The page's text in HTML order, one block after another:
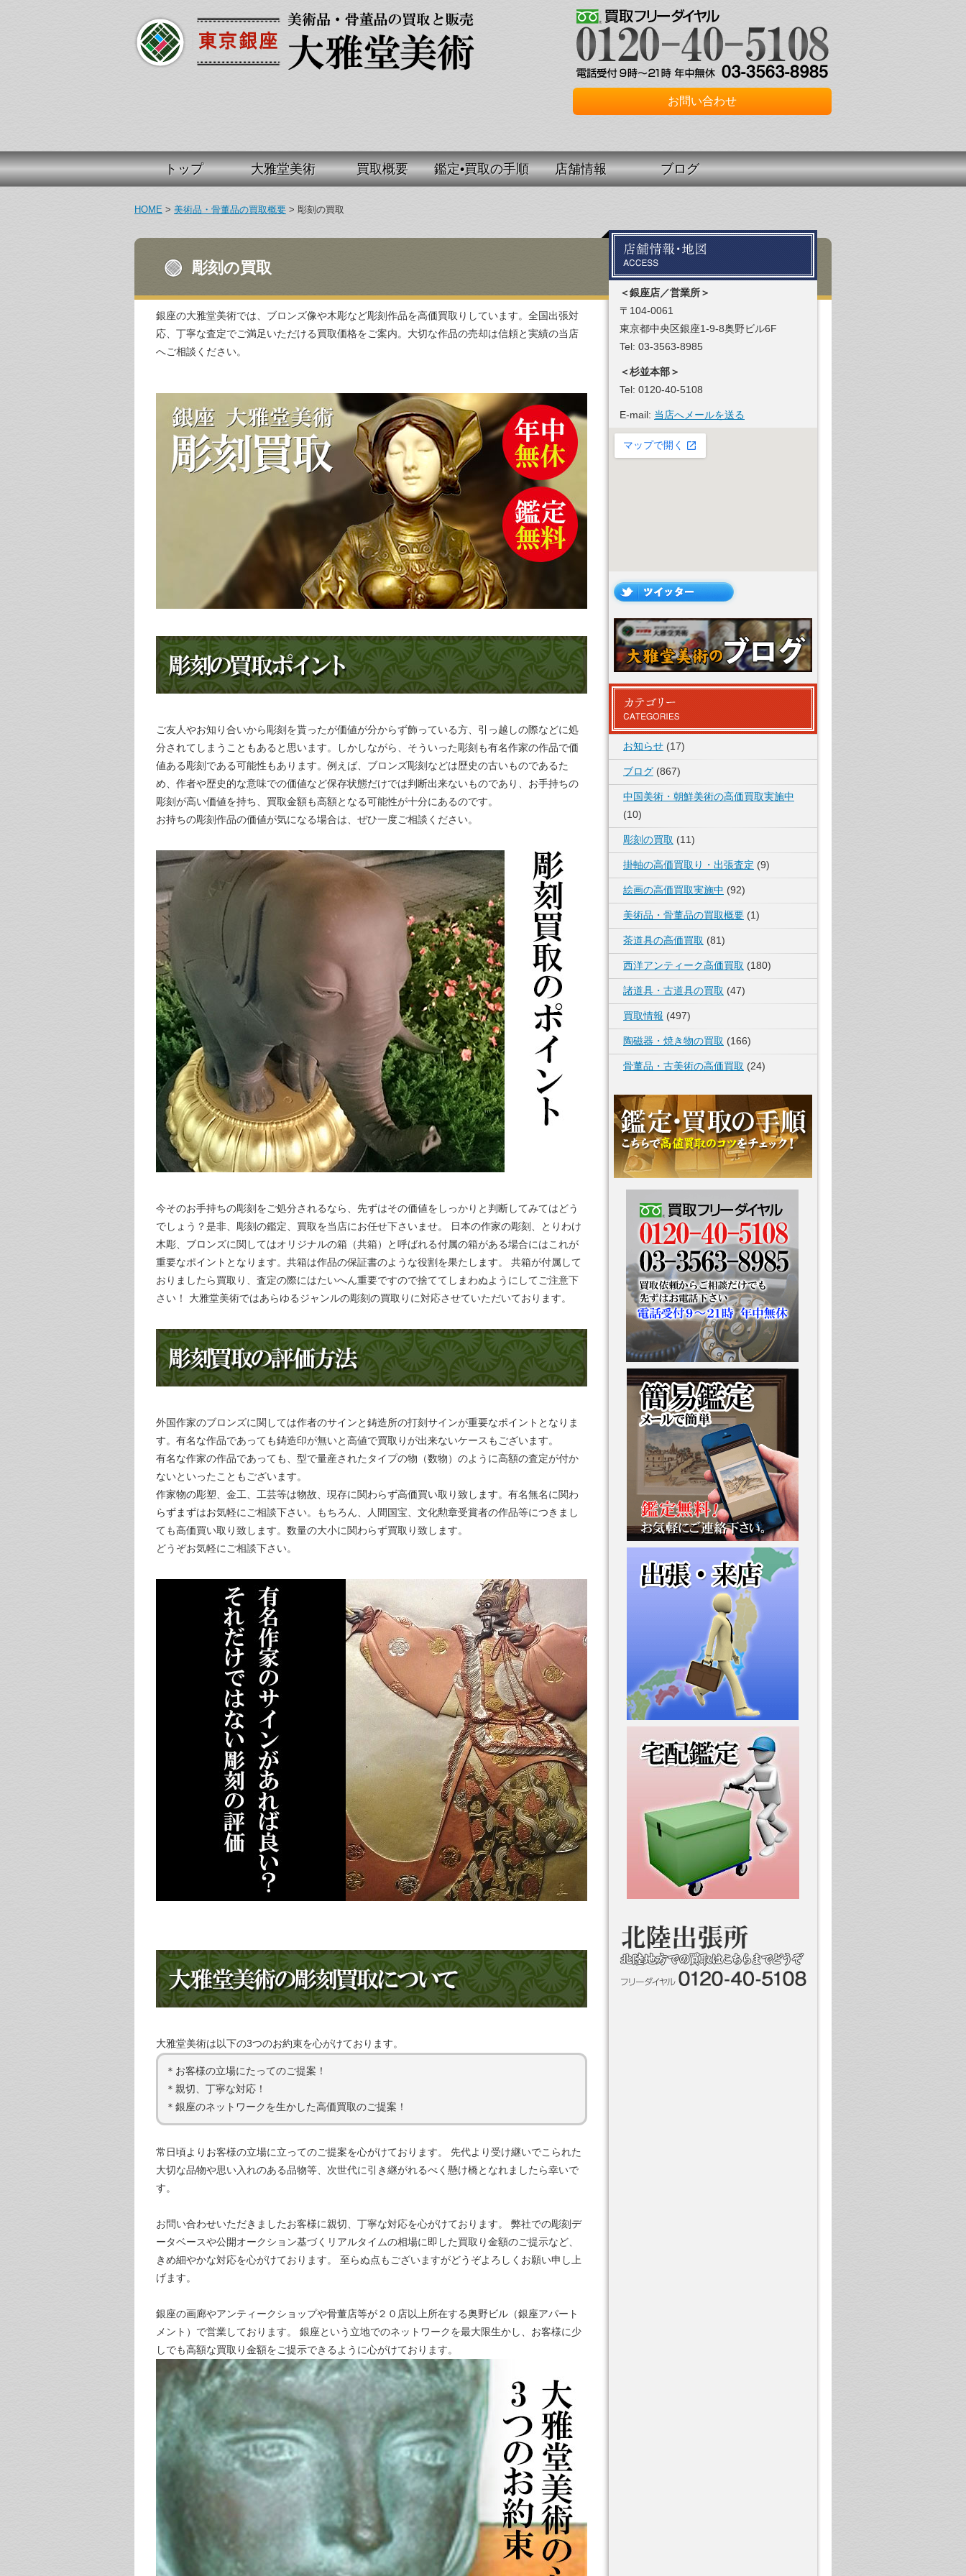
お問い合わせ
トップ 大雅堂美術 買取概要 鑑定•買取の手順 店舗情報 ブログ
HOME > 美術品・骨董品の買取概要 > 彫刻の買取
彫刻の買取
銀座の大雅堂美術では、ブロンズ像や木彫など彫刻作品を高価買取りしています。全国出張対
応、丁寧な査定でご満足いただける買取価格をご案内。大切な作品の売却は信頼と実績の当店
へご相談ください。
ご友人やお知り合いから彫刻を貰ったが価値が分からず飾っている方、引っ越しの際などに処
分されてしまうこともあると思います。しかしながら、そういった彫刻も有名作家の作品で価
値ある彫刻である可能性もあります。例えば、ブロンズ彫刻などは歴史の古いものであるた
め、作者や歴史的な意味での価値など保存状態だけでは判断出来ないものであり、お手持ちの
彫刻が高い価値を持ち、買取金額も高額となる可能性が十分にあるのです。
お持ちの彫刻作品の価値が気になる場合は、ぜひ一度ご相談ください。
今そのお手持ちの彫刻をご処分されるなら、先ずはその価値をしっかりと判断してみてはどう
でしょう？是非、彫刻の鑑定、買取を当店にお任せ下さいませ。 日本の作家の彫刻、とりわけ
木彫、ブロンズに関してはオリジナルの箱（共箱）と呼ばれる付属の箱がある場合にはこれが
重要なポイントとなります。共箱は作品の保証書のような役割を果たします。 共箱が付属して
おりましたら買取り、査定の際にはたいへん重要ですので捨ててしまわぬようにしてご注意下
さい！ 大雅堂美術ではあらゆるジャンルの彫刻の買取りに対応させていただいております。
外国作家のブロンズに関しては作者のサインと鋳造所の打刻サインが重要なポイントとなりま
す。有名な作品であっても鋳造印が無いと高値で買取りが出来ないケースもございます。
有名な作家の作品であっても、型で量産されたタイプの物（数物）のように高額の査定が付か
ないといったこともございます。
作家物の彫塑、金工、工芸等は物故、現存に関わらず高価買い取り致します。有名無名に関わ
らずまずはお気軽にご相談下さい。もちろん、人間国宝、文化勲章受賞者の作品等につきまし
ても高価買い取り致します。数量の大小に関わらず買取り致します。
どうぞお気軽にご相談下さい。
大雅堂美術は以下の3つのお約束を心がけております。
＊お客様の立場にたってのご提案！
＊親切、丁寧な対応！
＊銀座のネットワークを生かした高価買取のご提案！
常日頃よりお客様の立場に立ってのご提案を心がけております。 先代より受け継いでこられた
大切な品物や思い入れのある品物等、次世代に引き継がれるべく懸け橋となれましたら幸いで
す。
お問い合わせいただきましたお客様に親切、丁寧な対応を心がけております。 弊社での彫刻デ
ータベースや公開オークション基づくリアルタイムの相場に即した買取り金額のご提示など、
きめ細やかな対応を心がけております。 至らぬ点もございますがどうぞよろしくお願い申し上
げます。
銀座の画廊やアンティークショップや骨董店等が２０店以上所在する奥野ビル（銀座アパート
メント）で営業しております。 銀座という立地でのネットワークを最大限生かし、お客様に少
しでも高額な買取り金額をご提示できるように心がけております。
＜銀座店／営業所＞
〒104-0061
東京都中央区銀座1-9-8奥野ビル6F
Tel: 03-3563-8985
＜杉並本部＞
Tel: 0120-40-5108
E-mail: 当店へメールを送る
お知らせ (17)
ブログ (867)
中国美術・朝鮮美術の高価買取実施中
(10)
彫刻の買取 (11)
掛軸の高価買取り・出張査定 (9)
絵画の高価買取実施中 (92)
美術品・骨董品の買取概要 (1)
茶道具の高価買取 (81)
西洋アンティーク高価買取 (180)
諸道具・古道具の買取 (47)
買取情報 (497)
陶磁器・焼き物の買取 (166)
骨董品・古美術の高価買取 (24)